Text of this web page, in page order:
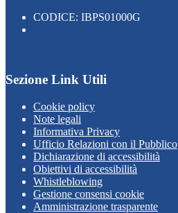
CODICE: IBPS01000G
Sezione Link Utili
Cookie policy
Note legali
Informativa Privacy
Ufficio Relazioni con il Pubblico
Dichiarazione di accessibilità
Obiettivi di accessibilità
Whistleblowing
Gestione consensi cookie
Amministrazione trasparente